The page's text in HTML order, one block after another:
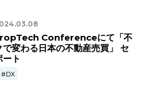
Conferenceにて「不
で変わる日本の不動産売買」 セ
ート
DX